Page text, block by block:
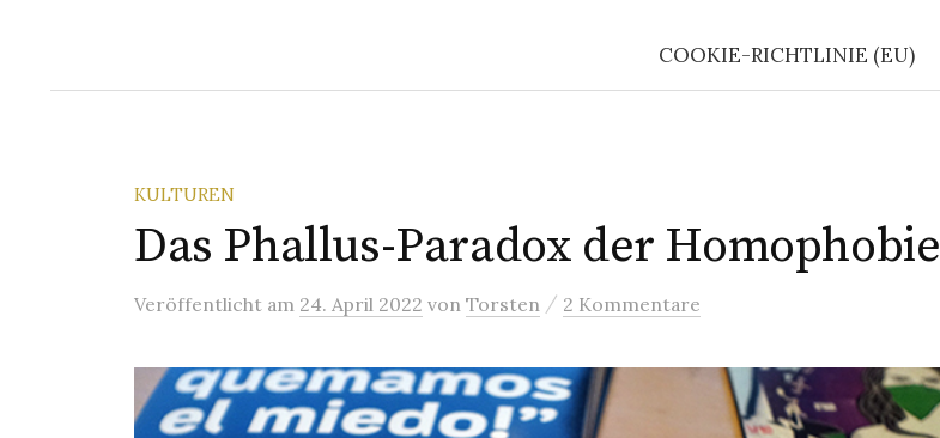
COOKIE-RICHTLINIE (EU)
KULTUREN
Das Phallus-Paradox der Homophobie
Veröffentlicht am 24. April 2022 von Torsten / 2 Kommentare